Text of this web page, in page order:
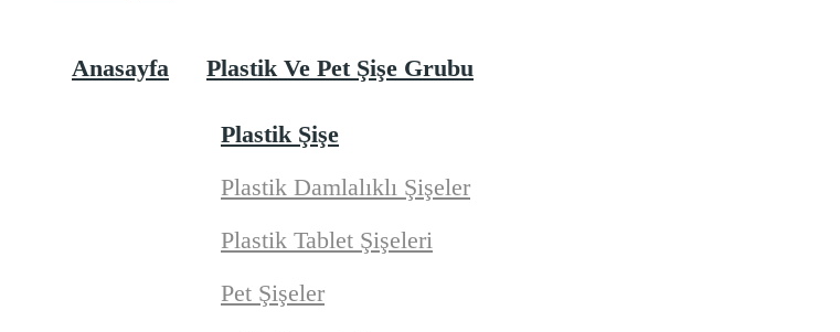
Anasayfa Plastik Ve Pet Şişe Grubu
Plastik Şişe
Plastik Damlalıklı Şişeler
Plastik Tablet Şişeleri
Pet Şişeler